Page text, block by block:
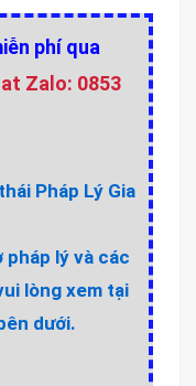
phí qua
Zalo: 0853
Pháp Lý Gia
lý và các
lòng xem tại
dưới.